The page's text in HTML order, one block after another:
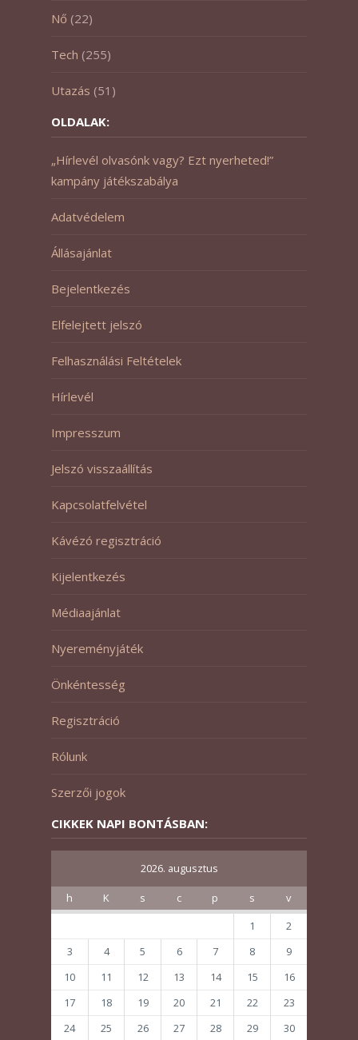
Nő (22)
Tech (255)
Utazás (51)
OLDALAK:
„Hírlevél olvasónk vagy? Ezt nyerheted!”
kampány játékszabálya
Adatvédelem
Állásajánlat
Bejelentkezés
Elfelejtett jelszó
Felhasználási Feltételek
Hírlevél
Impresszum
Jelszó visszaállítás
Kapcsolatfelvétel
Kávézó regisztráció
Kijelentkezés
Médiaajánlat
Nyereményjáték
Önkéntesség
Regisztráció
Rólunk
Szerzői jogok
CIKKEK NAPI BONTÁSBAN:
2026. augusztus
h K s c p s
v
1
2
3
4 5 6 7 8
9
10
11 12 13 14 15
16
17
18 19 20 21 22
23
24
25 26 27 28 29 30